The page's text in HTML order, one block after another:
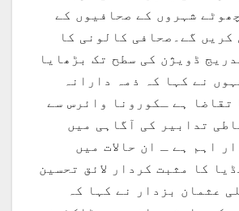
شہروں کے صحافیوں کے
کریں گے۔صحافی کالونی کا
ڈویژن کی سطح تک بڑھایا
نے کہا کہ ذمہ دارانہ
تقاضا ہے ـکورونا وائرس سے
تدابیر کی آگاہی میں
اہم ہے ـ ان حالات میں
کا مثبت کردار لائق تحسین
عثمان بزدار نے کہا کہ